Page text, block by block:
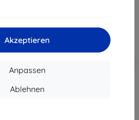
Akzeptieren
Anpassen
Ablehnen
In den